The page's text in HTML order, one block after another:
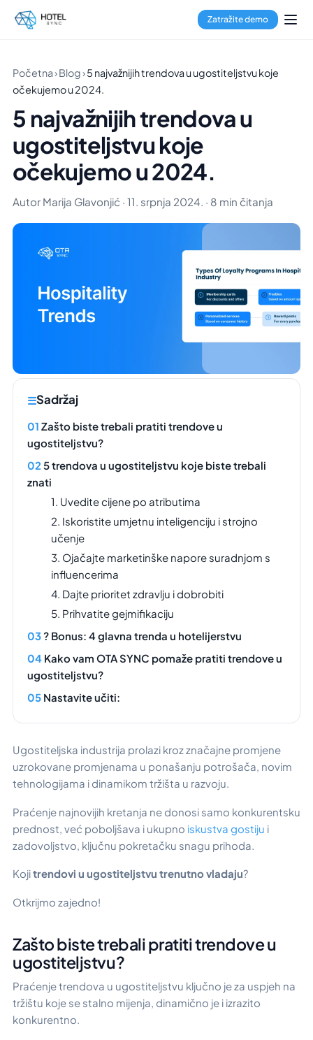
Zatražite demo
Početna›Blog›5 najvažnijih trendova u ugostiteljstvu koje
očekujemo u 2024.
5 najvažnijih trendova u
ugostiteljstvu koje
očekujemo u 2024.
Autor Marija Glavonjić · 11. srpnja 2024. · 8 min čitanja
Sadržaj
Zašto biste trebali pratiti trendove u
ugostiteljstvu?
5 trendova u ugostiteljstvu koje biste trebali
znati
1. Uvedite cijene po atributima
2. Iskoristite umjetnu inteligenciju i strojno
učenje
3. Ojačajte marketinške napore suradnjom s
influencerima
4. Dajte prioritet zdravlju i dobrobiti
5. Prihvatite gejmifikaciju
? Bonus: 4 glavna trenda u hotelijerstvu
Kako vam OTA SYNC pomaže pratiti trendove u
ugostiteljstvu?
Nastavite učiti:
Ugostiteljska industrija prolazi kroz značajne promjene
uzrokovane promjenama u ponašanju potrošača, novim
tehnologijama i dinamikom tržišta u razvoju.
Praćenje najnovijih kretanja ne donosi samo konkurentsku
prednost, već poboljšava i ukupno iskustva gostiju i
zadovoljstvo, ključnu pokretačku snagu prihoda.
Kojitrendovi u ugostiteljstvu trenutno vladaju?
Otkrijmo zajedno!
Zašto biste trebali pratiti trendove u
ugostiteljstvu?
Praćenje trendova u ugostiteljstvu ključno je za uspjeh na
tržištu koje se stalno mijenja, dinamično je i izrazito
konkurentno.